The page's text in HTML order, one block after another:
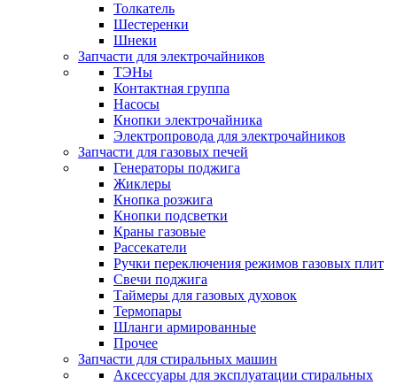
Толкатель
Шестеренки
Шнеки
Запчасти для электрочайников
ТЭНы
Контактная группа
Насосы
Кнопки электрочайника
Электропровода для электрочайников
Запчасти для газовых печей
Генераторы поджига
Жиклеры
Кнопка розжига
Кнопки подсветки
Краны газовые
Рассекатели
Ручки переключения режимов газовых плит
Свечи поджига
Таймеры для газовых духовок
Термопары
Шланги армированные
Прочее
Запчасти для стиральных машин
Аксессуары для эксплуатации стиральных